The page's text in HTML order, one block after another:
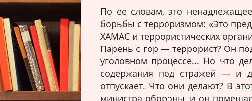
По ее словам, это
борьбы с терроризмом: «Это
ХАМАС и террористических
Парень с гор — террорист? Он
уголовном процессе... Но что
содержания под стражей — и
отпускает. Что они делают? В
министра обороны, и он